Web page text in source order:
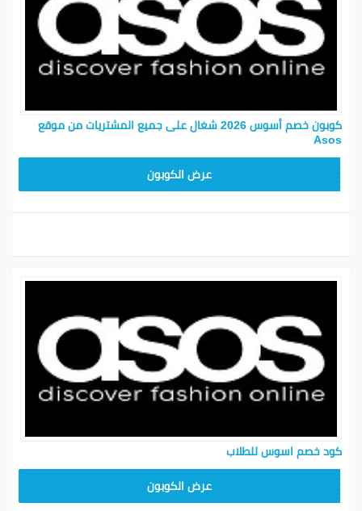
كوبون خصم أسوس 2026 شغال على جميع المشتريات من موقع
Asos
عرض الكوبون
كود خصم اسوس للطلاب
عرض الكوبون